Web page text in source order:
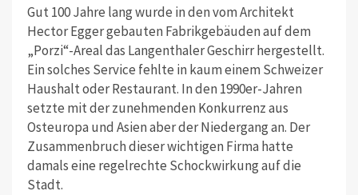
Gut 100 Jahre lang wurde in den vom Architekt
Hector Egger gebauten Fabrikgebäuden auf dem
„Porzi“-Areal das Langenthaler Geschirr hergestellt.
Ein solches Service fehlte in kaum einem Schweizer
Haushalt oder Restaurant. In den 1990er-Jahren
setzte mit der zunehmenden Konkurrenz aus
Osteuropa und Asien aber der Niedergang an. Der
Zusammenbruch dieser wichtigen Firma hatte
damals eine regelrechte Schockwirkung auf die
Stadt.